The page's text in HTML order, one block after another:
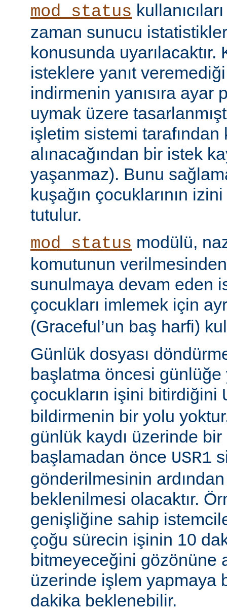
mod_status
zaman sunucu
konusunda
isteklere yanıt
indirmenin yanısıra ayar
uymak üzere
işletim sistemi tarafından
alınacağından bir istek
yaşanmaz). Bunu
kuşağın çocuklarının
tutulur.
mod_status modülü,
komutunun
sunulmaya devam eden
çocukları imlemek için
(Graceful’un baş harfi)
Günlük dosyası
başlatma öncesi
çocukların işini bitirdiğini
bildirmenin bir yolu
günlük kaydı üzerinde
başlamadan önce USR1
gönderilmesinin
beklenilmesi olacaktır.
genişliğine sahip
çoğu sürecin işinin 10
bitmeyeceğini gözönüne
üzerinde işlem yapmaya
dakika beklenebilir.